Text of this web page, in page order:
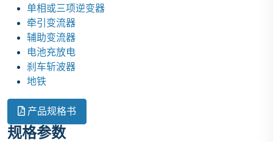
单相或三项逆变器
牵引变流器
辅助变流器
电池充放电
刹车斩波器
地铁
产品规格书
规格参数